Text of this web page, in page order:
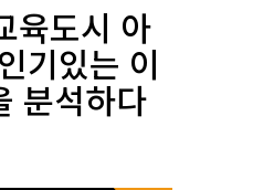
육도시 아
기있는 이
분석하다